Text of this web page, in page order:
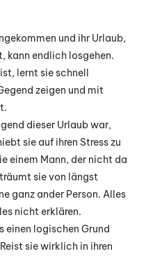
und ihr Urlaub,
kann endlich losgehen.
lernt sie schnell
zeigen und mit
dieser Urlaub war,
sie auf ihren Stress zu
einem Mann, der nicht da
sie von längst
ganz ander Person. Alles
nicht erklären.
einen logischen Grund
sie wirklich in ihren